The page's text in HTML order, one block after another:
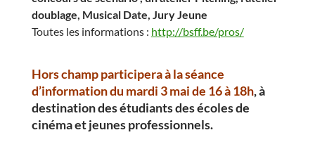
doublage, Musical Date, Jury Jeune
Toutes les informations : http://bsff.be/pros/
Hors champ participera à la séance
d’information du mardi 3 mai de 16 à 18h, à
destination des étudiants des écoles de
cinéma et jeunes professionnels.